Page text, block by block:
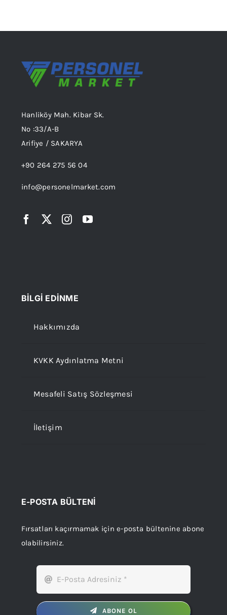
Hanliköy Mah. Kibar Sk.
No :33/A-B
Arifiye / SAKARYA
+90 264 275 56 04
info@personelmarket.com
BİLGİ EDİNME
Hakkımızda
KVKK Aydınlatma Metni
Mesafeli Satış Sözleşmesi
İletişim
E-POSTA BÜLTENİ
Fırsatları kaçırmamak için e-posta bültenine abone
olabilirsiniz.
ABONE OL